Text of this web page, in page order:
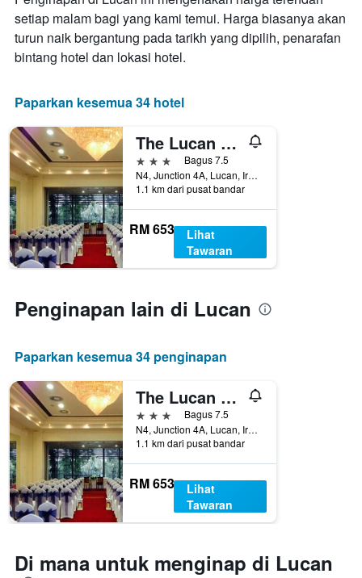
memaparkan
hari
dalam
seminggu.
Carta
1
paksi
Y
yang
memaparkan
purata
harga
bilik
setiap malam bagi yang kami temui. Harga biasanya akan
turun naik bergantung pada tarikh yang dipilih, penarafan
bintang hotel dan lokasi hotel.
Paparkan kesemua 34 hotel
The Lucan Spa Hotel
3 bintangBagus 7.5
N4, Junction 4A, Lucan, Ireland
1.1 km dari pusat bandar
RM 653
Lihat
Tawaran
Penginapan lain di Lucan
Paparkan kesemua 34 penginapan
The Lucan Spa Hotel
3 bintangBagus 7.5
N4, Junction 4A, Lucan, Ireland
1.1 km dari pusat bandar
RM 653
Lihat
Tawaran
Di mana untuk menginap di Lucan